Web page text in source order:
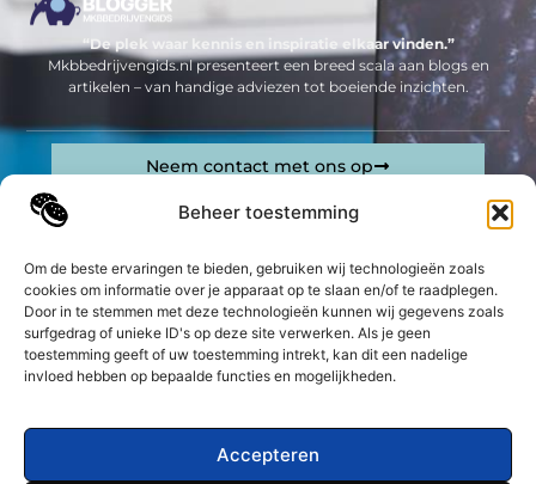
Beheer toestemming
Om de beste ervaringen te bieden, gebruiken wij technologieën zoals
cookies om informatie over je apparaat op te slaan en/of te raadplegen.
Door in te stemmen met deze technologieën kunnen wij gegevens zoals
surfgedrag of unieke ID's op deze site verwerken. Als je geen
toestemming geeft of uw toestemming intrekt, kan dit een nadelige
invloed hebben op bepaalde functies en mogelijkheden.
Accepteren
“De plek waar kennis en inspiratie elkaar vinden.”
Mkbbedrijvengids.nl presenteert een breed scala aan blogs en
artikelen – van handige adviezen tot boeiende inzichten.
Sitelinks
De best gelezen stukken op een rij
Altijd een nette outfit
Een veilige online werkplek creëren
huren
Ervaar de ultieme kapperservaring van de kapper in
Neem contact met ons op